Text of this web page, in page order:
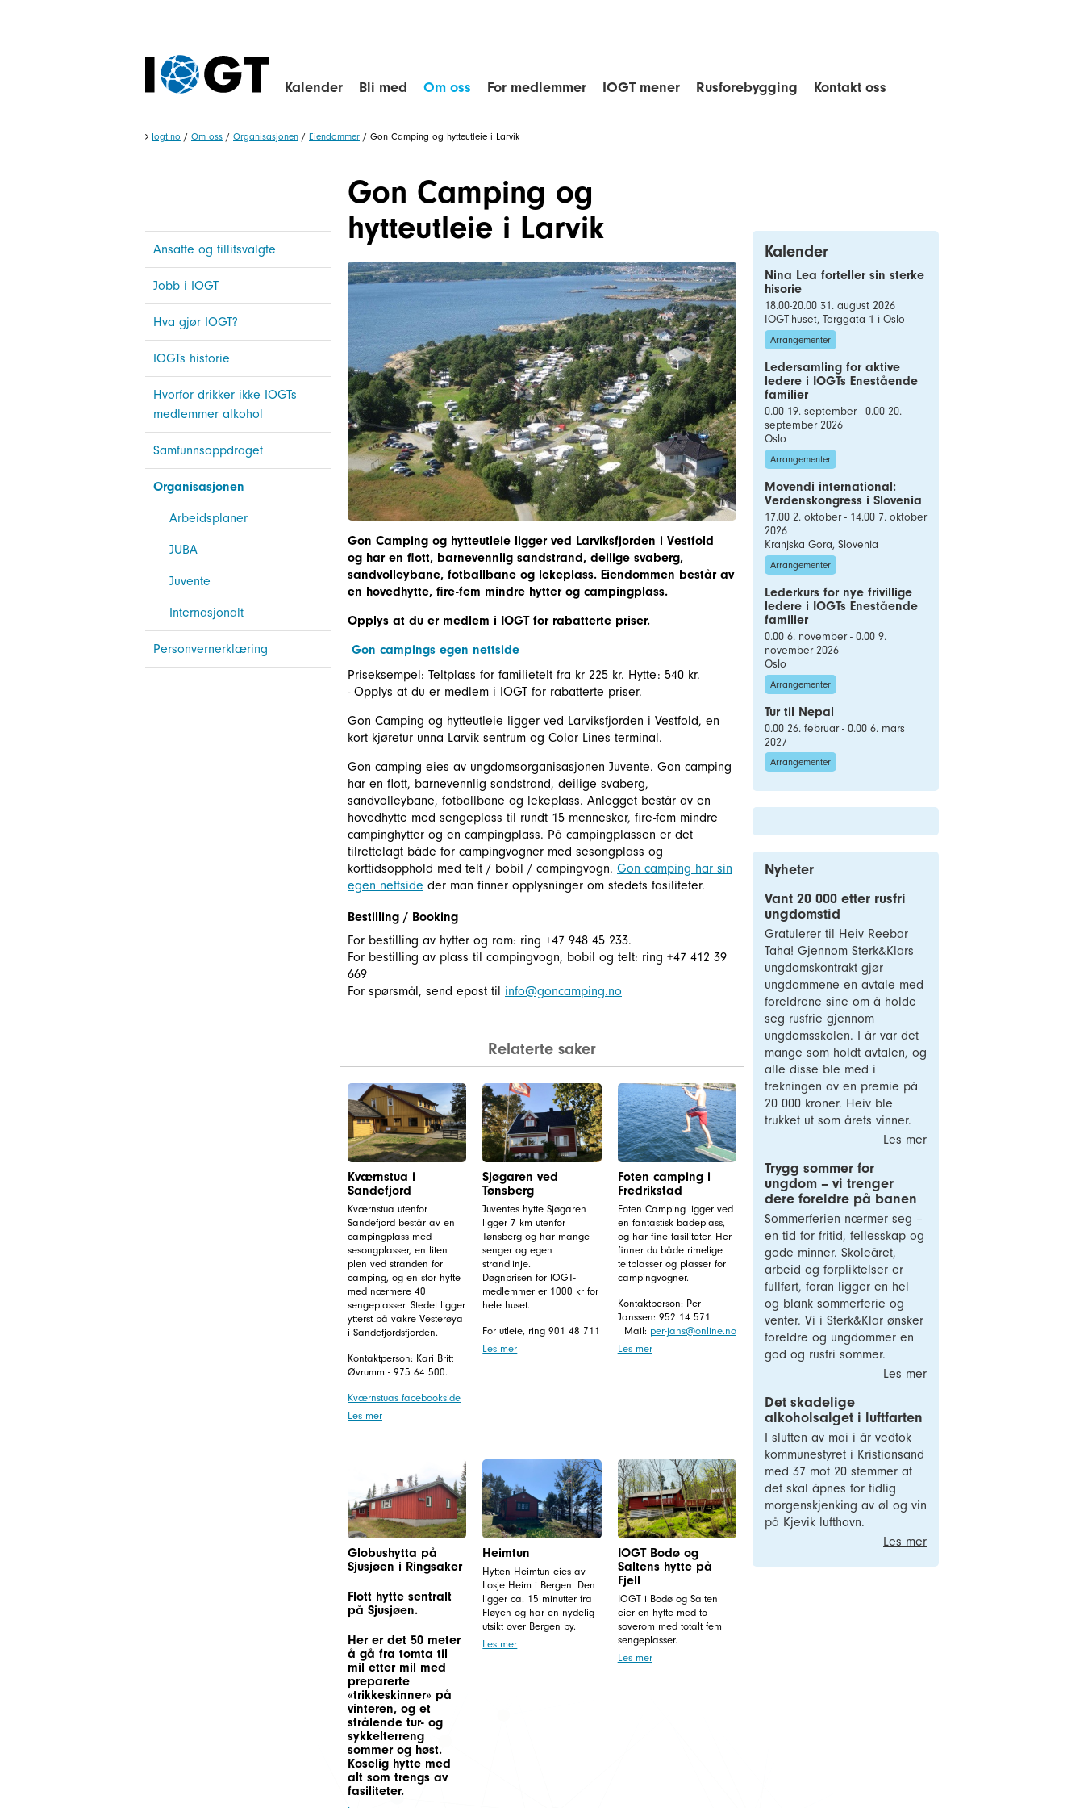
Kalender Bli med Om oss For medlemmer IOGT mener Rusforebygging Kontakt oss
Iogt.no / Om oss / Organisasjonen / Eiendommer / Gon Camping og hytteutleie i Larvik
Ansatte og tillitsvalgte
Jobb i IOGT
Hva gjør IOGT?
IOGTs historie
Hvorfor drikker ikke IOGTs
medlemmer alkohol
Samfunnsoppdraget
Organisasjonen
Arbeidsplaner
JUBA
Juvente
Internasjonalt
Personvernerklæring
Gon Camping og
hytteutleie i Larvik
Gon Camping og hytteutleie ligger ved Larviksfjorden i Vestfold
og har en flott, barnevennlig sandstrand, deilige svaberg,
sandvolleybane, fotballbane og lekeplass. Eiendommen består av
en hovedhytte, fire-fem mindre hytter og campingplass.
Opplys at du er medlem i IOGT for rabatterte priser.
Gon campings egen nettside
Priseksempel: Teltplass for familietelt fra kr 225 kr. Hytte: 540 kr.
- Opplys at du er medlem i IOGT for rabatterte priser.
Gon Camping og hytteutleie ligger ved Larviksfjorden i Vestfold, en
kort kjøretur unna Larvik sentrum og Color Lines terminal.
Gon camping eies av ungdomsorganisasjonen Juvente. Gon camping
har en flott, barnevennlig sandstrand, deilige svaberg,
sandvolleybane, fotballbane og lekeplass. Anlegget består av en
hovedhytte med sengeplass til rundt 15 mennesker, fire-fem mindre
campinghytter og en campingplass. På campingplassen er det
tilrettelagt både for campingvogner med sesongplass og
korttidsopphold med telt / bobil / campingvogn. Gon camping har sin
egen nettside der man finner opplysninger om stedets fasiliteter.
Bestilling / Booking
For bestilling av hytter og rom: ring +47 948 45 233.
For bestilling av plass til campingvogn, bobil og telt: ring +47 412 39
669
For spørsmål, send epost til info@goncamping.no
Relaterte saker
Kværnstua i
Sandefjord
Kværnstua utenfor
Sandefjord består av en
campingplass med
sesongplasser, en liten
plen ved stranden for
camping, og en stor hytte
med nærmere 40
sengeplasser. Stedet ligger
ytterst på vakre Vesterøya
i Sandefjordsfjorden.
Kontaktperson: Kari Britt
Øvrumm - 975 64 500.
Kværnstuas facebookside
Les mer
Sjøgaren ved
Tønsberg
Juventes hytte Sjøgaren
ligger 7 km utenfor
Tønsberg og har mange
senger og egen
strandlinje.
Døgnprisen for IOGT-
medlemmer er 1000 kr for
hele huset.
For utleie, ring 901 48 711
Les mer
Foten camping i
Fredrikstad
Foten Camping ligger ved
en fantastisk badeplass,
og har fine fasiliteter. Her
finner du både rimelige
teltplasser og plasser for
campingvogner.
Kontaktperson: Per
Janssen: 952 14 571
Mail: per-jans@online.no
Les mer
Globushytta på
Sjusjøen i Ringsaker
Flott hytte sentralt
på Sjusjøen.
Her er det 50 meter
å gå fra tomta til
mil etter mil med
preparerte
«trikkeskinner» på
vinteren, og et
strålende tur- og
sykkelterreng
sommer og høst.
Koselig hytte med
alt som trengs av
fasiliteter.
Heimtun
Hytten Heimtun eies av
Losje Heim i Bergen. Den
ligger ca. 15 minutter fra
Fløyen og har en nydelig
utsikt over Bergen by.
Les mer
IOGT Bodø og
Saltens hytte på
Fjell
IOGT i Bodø og Salten
eier en hytte med to
soverom med totalt fem
sengeplasser.
Les mer
Kalender
Nina Lea forteller sin sterke
hisorie
18.00-20.00 31. august 2026
IOGT-huset, Torggata 1 i Oslo
Arrangementer
Ledersamling for aktive
ledere i IOGTs Enestående
familier
0.00 19. september - 0.00 20.
september 2026
Oslo
Arrangementer
Movendi international:
Verdenskongress i Slovenia
17.00 2. oktober - 14.00 7. oktober
2026
Kranjska Gora, Slovenia
Arrangementer
Lederkurs for nye frivillige
ledere i IOGTs Enestående
familier
0.00 6. november - 0.00 9.
november 2026
Oslo
Arrangementer
Tur til Nepal
0.00 26. februar - 0.00 6. mars
2027
Arrangementer
Nyheter
Vant 20 000 etter rusfri
ungdomstid
Gratulerer til Heiv Reebar
Taha! Gjennom Sterk&Klars
ungdomskontrakt gjør
ungdommene en avtale med
foreldrene sine om å holde
seg rusfrie gjennom
ungdomsskolen. I år var det
mange som holdt avtalen, og
alle disse ble med i
trekningen av en premie på
20 000 kroner. Heiv ble
trukket ut som årets vinner.
Les mer
Trygg sommer for
ungdom – vi trenger
dere foreldre på banen
Sommerferien nærmer seg –
en tid for fritid, fellesskap og
gode minner. Skoleåret,
arbeid og forpliktelser er
fullført, foran ligger en hel
og blank sommerferie og
venter. Vi i Sterk&Klar ønsker
foreldre og ungdommer en
god og rusfri sommer.
Les mer
Det skadelige
alkoholsalget i luftfarten
I slutten av mai i år vedtok
kommunestyret i Kristiansand
med 37 mot 20 stemmer at
det skal åpnes for tidlig
morgenskjenking av øl og vin
på Kjevik lufthavn.
Les mer